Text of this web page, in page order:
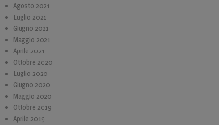
Agosto 2021
Luglio 2021
Giugno 2021
Maggio 2021
Aprile 2021
Ottobre 2020
Luglio 2020
Giugno 2020
Maggio 2020
Ottobre 2019
Aprile 2019